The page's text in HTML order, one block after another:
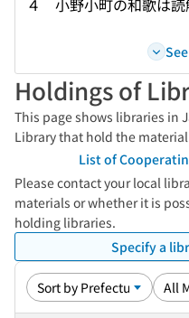
４ 小野小町の和歌は読
Holdings of
This page shows libraries in
Library that hold the
List of
Please contact your local
materials or whether it is
holding libraries.
Specify a